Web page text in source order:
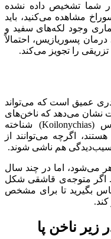
در شما تشخیص داده نشده‌
مشاهده می‌کنید، باید
وجود لکه‌های سفید و
پسوریازیس، احتمالاً
را تجویز می‌کند.
عمیق است که می‌تواند
نشان می‌دهد که ناخن‌های
قاشقی شکل که به نام کویلونیشیاس (Koilonychias) شناخته
اگرچه می‌توانند از
آسیب‌دیدگی هم ناشی شوند.
می‌شود، اما در چند سال
اگر متوجه‌ی قاشقی شکل
بگیرید تا برای مشخص